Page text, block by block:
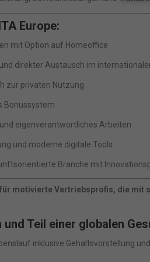
Europe:
mit Option auf Homeoffice
direkter Austausch im
zur privaten Nutzung
Bonussystem
eigenverantwortliches Arbeiten
und moderne digitale Tools
Branche mit
motivierte Vertriebsprofis, die mit
Teil einer globalen
inklusive Gehaltsvorstellung
Hier